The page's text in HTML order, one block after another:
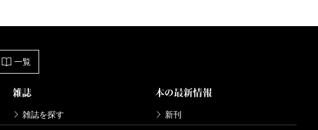
一覧
雑誌
雑誌を探す
本の最新情報
新刊